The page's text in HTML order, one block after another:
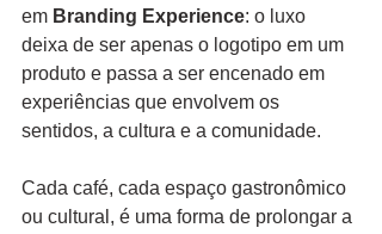
em Branding Experience: o luxo
deixa de ser apenas o logotipo em um
produto e passa a ser encenado em
experiências que envolvem os
sentidos, a cultura e a comunidade.
Cada café, cada espaço gastronômico
ou cultural, é uma forma de prolongar a